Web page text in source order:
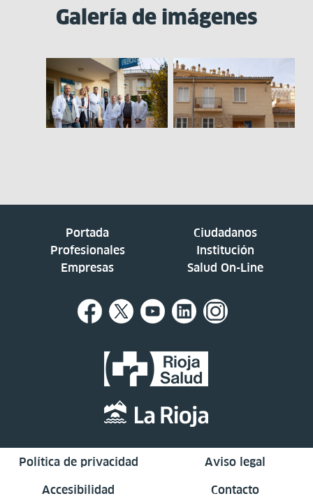
Galería de imágenes
Portada
Ciudadanos
Profesionales
Institución
Empresas
Salud On-Line
Política de privacidad Aviso legal
Accesibilidad Contacto